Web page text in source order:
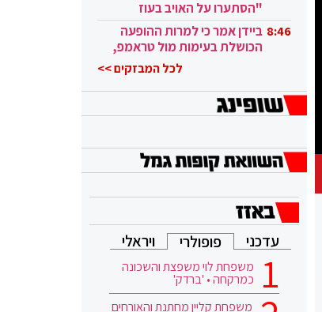
"הסתערו על האויב בעוז
ובגבורה" 8:46 ביידן אמר כי למרות ההופעה
הכושלת בעימות מול טראמפ,
לכל המבזקים >>
עדכני פופולרי ויראלי
משפחת לוי משפצת והשכונה
כמרקחה • 'ברדק'
משפחת קליין מחתנת והאורחים